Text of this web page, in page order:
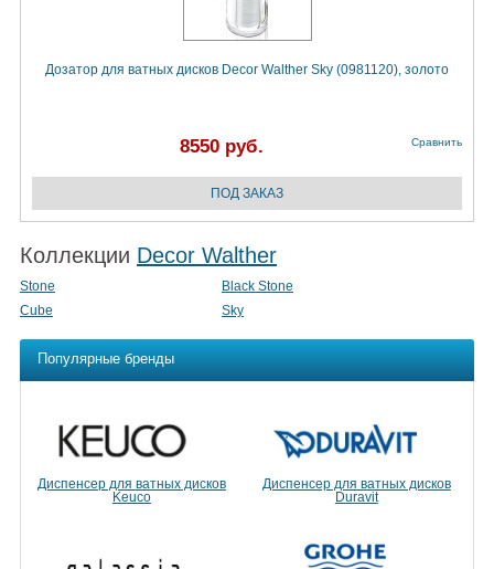
Дозатор для ватных дисков Decor Walther Sky (0981120), золото
8550 руб. Сравнить
Коллекции Decor Walther
Stone
Black Stone
Cube
Sky
Популярные бренды
Диспенсер для ватных дисков
Keuco
Диспенсер для ватных дисков
Duravit